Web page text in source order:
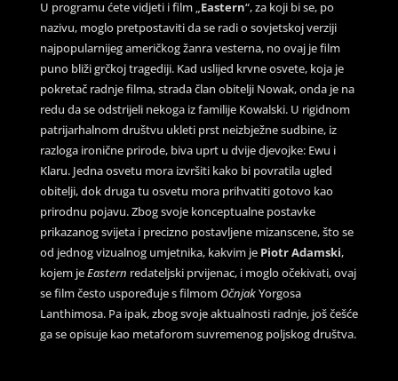
U programu ćete vidjeti i film „Eastern“, za koji bi se, po
nazivu, moglo pretpostaviti da se radi o sovjetskoj verziji
najpopularnijeg američkog žanra vesterna, no ovaj je film
puno bliži grčkoj tragediji. Kad uslijed krvne osvete, koja je
pokretač radnje filma, strada član obitelji Nowak, onda je na
redu da se odstrijeli nekoga iz familije Kowalski. U rigidnom
patrijarhalnom društvu ukleti prst neizbježne sudbine, iz
razloga ironične prirode, biva uprt u dvije djevojke: Ewu i
Klaru. Jedna osvetu mora izvršiti kako bi povratila ugled
obitelji, dok druga tu osvetu mora prihvatiti gotovo kao
prirodnu pojavu. Zbog svoje konceptualne postavke
prikazanog svijeta i precizno postavljene mizanscene, što se
od jednog vizualnog umjetnika, kakvim je Piotr Adamski,
kojem jeEastern redateljski prvijenac, i moglo očekivati, ovaj
se film često uspoređuje s filmom OčnjakYorgosa
Lanthimosa. Pa ipak, zbog svoje aktualnosti radnje, još češće
ga se opisuje kao metaforom suvremenog poljskog društva.